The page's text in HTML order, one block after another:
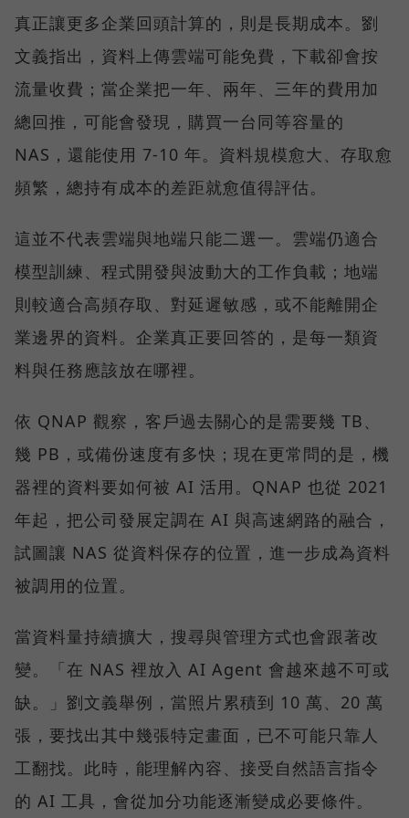
真正讓更多企業回頭計算的，則是長期成本。劉
文義指出，資料上傳雲端可能免費，下載卻會按
流量收費；當企業把一年、兩年、三年的費用加
總回推，可能會發現，購買一台同等容量的
NAS，還能使用 7-10 年。資料規模愈大、存取愈
頻繁，總持有成本的差距就愈值得評估。
這並不代表雲端與地端只能二選一。雲端仍適合
模型訓練、程式開發與波動大的工作負載；地端
則較適合高頻存取、對延遲敏感，或不能離開企
業邊界的資料。企業真正要回答的，是每一類資
料與任務應該放在哪裡。
依 QNAP 觀察，客戶過去關心的是需要幾 TB、
幾 PB，或備份速度有多快；現在更常問的是，機
器裡的資料要如何被 AI 活用。QNAP 也從 2021
年起，把公司發展定調在 AI 與高速網路的融合，
試圖讓 NAS 從資料保存的位置，進一步成為資料
被調用的位置。
當資料量持續擴大，搜尋與管理方式也會跟著改
變。「在 NAS 裡放入 AI Agent 會越來越不可或
缺。」劉文義舉例，當照片累積到 10 萬、20 萬
張，要找出其中幾張特定畫面，已不可能只靠人
工翻找。此時，能理解內容、接受自然語言指令
的 AI 工具，會從加分功能逐漸變成必要條件。